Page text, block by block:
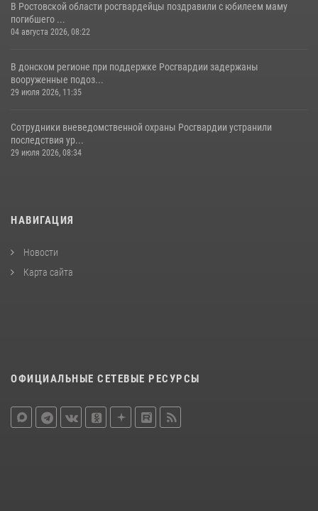
В Ростовской области росгвардейцы поздравили с юбилеем маму
погибшего ...
04 августа 2026, 08:22
В донском регионе при поддержке Росгвардии задержаны
вооруженные подоз...
29 июля 2026, 11:35
Сотрудники вневедомственной охраны Росгвардии устранили
последствия ур...
29 июля 2026, 08:34
НАВИГАЦИЯ
Новости
Карта сайта
ОФИЦИАЛЬНЫЕ СЕТЕВЫЕ РЕСУРСЫ